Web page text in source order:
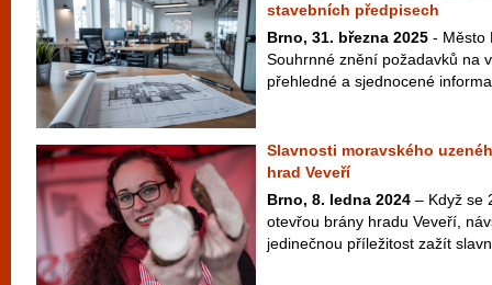
stavebních předpisech
Brno, 31. března 2025 - Město
Souhrnné znění požadavků na
přehledné a sjednocené
Slavnosti moravského
hrad Veveří
Brno, 8. ledna 2024 – Když se
otevřou brány hradu Veveří,
jedinečnou příležitost zažít